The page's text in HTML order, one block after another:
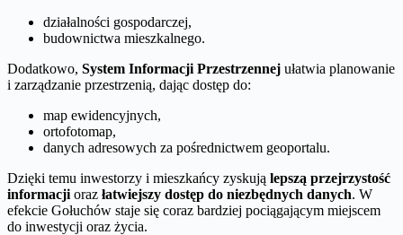
działalności gospodarczej,
budownictwa mieszkalnego.
Dodatkowo, System Informacji Przestrzennej ułatwia planowanie
i zarządzanie przestrzenią, dając dostęp do:
map ewidencyjnych,
ortofotomap,
danych adresowych za pośrednictwem geoportalu.
Dzięki temu inwestorzy i mieszkańcy zyskują lepszą przejrzystość
informacji oraz łatwiejszy dostęp do niezbędnych danych. W
efekcie Gołuchów staje się coraz bardziej pociągającym miejscem
do inwestycji oraz życia.